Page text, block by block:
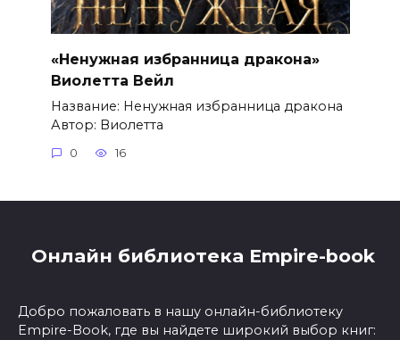
«Ненужная избранница дракона»
Виолетта Вейл
Название: Ненужная избранница дракона
Автор: Виолетта
0 16
Онлайн библиотека Empire-book
Добро пожаловать в нашу онлайн-библиотеку
Empire-Book, где вы найдете широкий выбор книг: